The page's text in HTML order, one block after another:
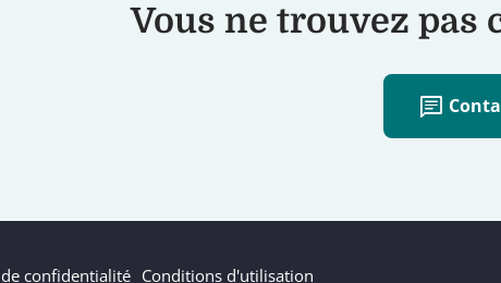
Vous ne trouvez pas
chat
confidentialité Conditions d'utilisation